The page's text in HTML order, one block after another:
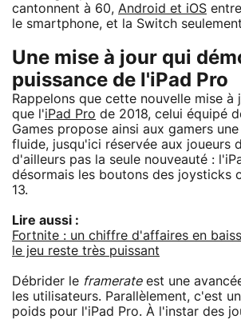
cantonnent à 60, Android et iOS
le smartphone, et la Switch
Une mise à jour qui
puissance de l'iPad Pro
Rappelons que cette nouvelle mise à
que l'iPad Pro de 2018, celui équipé
Games propose ainsi aux gamers
fluide, jusqu'ici réservée aux joueurs
d'ailleurs pas la seule nouveauté :
désormais les boutons des joysticks
13.
Lire aussi :
Fortnite : un chiffre d'affaires en
le jeu reste très puissant
Débrider le framerateest une
les utilisateurs. Parallèlement, c'est
poids pour l'iPad Pro. À l'instar des